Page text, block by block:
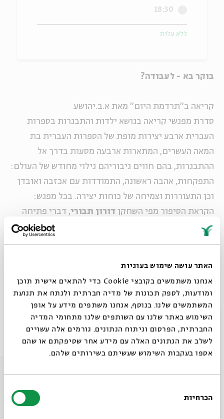
האתר עושה שימוש בעוגיות
אנחנו משתמשים בקובצי Cookie כדי להתאים אישית תוכן
ומודעות, לספק תכונות של מדיה חברתית ולנתח את תנועת
המשתמשים שלנו. בנוסף, אנחנו משתפים מידע על אופן
השימוש באתר שלנו עם השותפים שלנו מתחומי המדיה
החברתית, הפרסום וניתוח הנתונים. גורמים אלה עשויים
לשלב את הנתונים האלה עם מידע אחר שסיפקתם או שהם
אספו בעקבות השימוש שעשיתם בשירותים שלהם.
הסכמה
הכרחיות
בוקר בא - לעבודה?
קריאה ב"תרדמת היום" מאת א.ב.יהושע
סדרת מפגשי קריאה בנושא ילדות והתבגרות בספרות
העברית ארבע יצירות מופת של הספרות העברית בת
המאה העשרים, המתארות ארבעה מסעות בדרך אל
ההתבגרות, בהם חווים גיבוריהם גילוי מחודש של העולם:
התפקחות, אהבה ראשונה, התמודדות עם אכזבה ואובדן
וכן התעוררות וצמיחה של כוחות יצירה. בכל מפגש:
הקראת הסיפור מפי השחקן דורון תבורי, דברי פתיחה
מאת
פתיחת הסדנה מותנית בהרשמה
שיתוף הוספה ליומן הרשמה לאירועים דומים
18:30
ללא עלות
אירועים נוספים בסדרה
סגור